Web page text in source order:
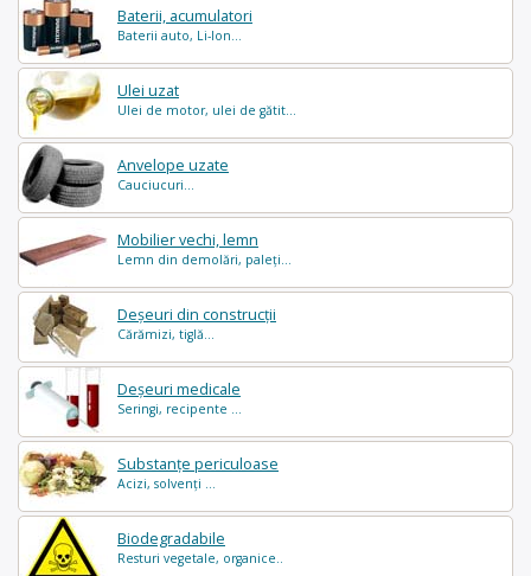
Baterii, acumulatori
Baterii auto, Li-Ion...
Ulei uzat
Ulei de motor, ulei de gătit...
Anvelope uzate
Cauciucuri...
Mobilier vechi, lemn
Lemn din demolări, paleți...
Deșeuri din construcții
Cărămizi, tiglă...
Deșeuri medicale
Seringi, recipente ...
Substanțe periculoase
Acizi, solvenți ...
Biodegradabile
Resturi vegetale, organice..